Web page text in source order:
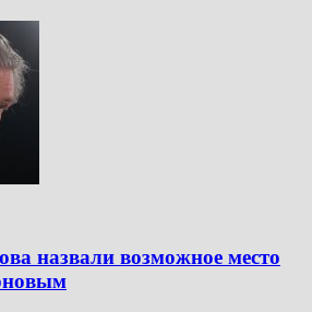
назвали возможное место